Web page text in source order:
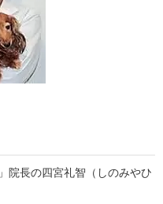
院長の四宮礼智（しのみやひ